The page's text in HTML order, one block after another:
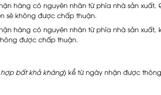
hàng có nguyên nhân từ phía nhà sản
sẽ không được chấp thuận.
hàng có nguyên nhân từ phía nhà sản
được chấp thuận.
bất khả kháng) kể từ ngày nhận được